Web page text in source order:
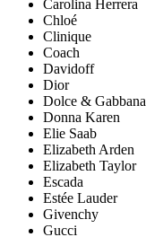
Carolina Herrera
Chloé
Clinique
Coach
Davidoff
Dior
Dolce & Gabbana
Donna Karen
Elie Saab
Elizabeth Arden
Elizabeth Taylor
Escada
Estée Lauder
Givenchy
Gucci